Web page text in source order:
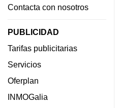
Contacta con nosotros
PUBLICIDAD
Tarifas publicitarias
Servicios
Oferplan
INMOGalia